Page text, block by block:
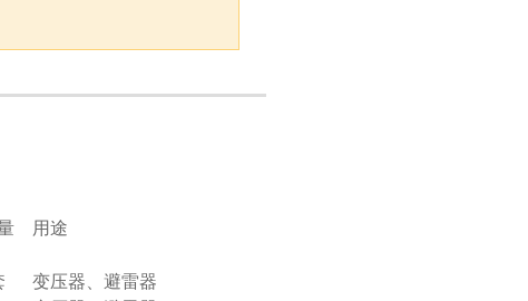
途
压器、避雷器